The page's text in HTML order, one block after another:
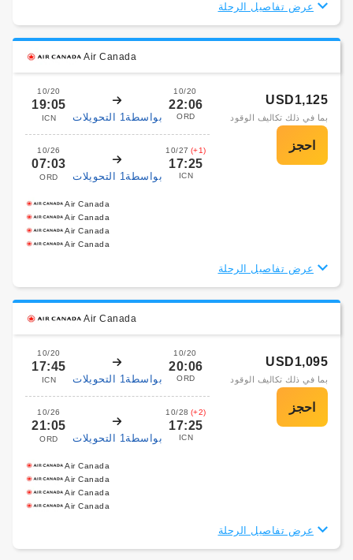
عرض تفاصيل الرحلة
Air Canada
10/20
19:05
ICN بواسطة1 التحويلات
10/20
22:06
ORD
10/26
07:03
ORD بواسطة1 التحويلات
10/27 (+1)
17:25
ICN
USD1,125
بما في ذلك تكاليف الوقود
Air Canada
Air Canada
Air Canada
Air Canada
عرض تفاصيل الرحلة
Air Canada
10/20
17:45
ICN بواسطة1 التحويلات
10/20
20:06
ORD
10/26
21:05
ORD بواسطة1 التحويلات
10/28 (+2)
17:25
ICN
USD1,095
بما في ذلك تكاليف الوقود
Air Canada
Air Canada
Air Canada
Air Canada
عرض تفاصيل الرحلة